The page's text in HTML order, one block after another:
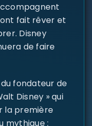
ont fait rêver et
Disney
de faire
fondateur de
Disney » qui
la première
mythique :